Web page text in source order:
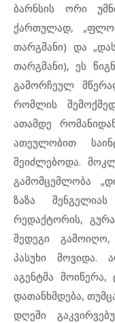
ბარნსის ორი
ქართულად,
თარგმანი) და
თარგმანი), ეს
გამორჩეულ
რომლის
ათამდე
ათეულობით
შეიძლებოდა.
გამომცემლობა
ზაზა
რედაქტორის,
შედეგი გამოიღო,
პასუხი მოვიდა.
აგენტმა
დათანხმდება,
დღეში